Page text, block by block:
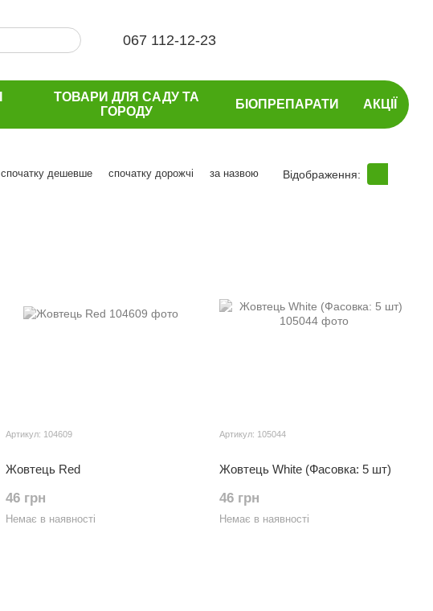
067 112-12-23
ТОВАРИ ДЛЯ САДУ ТА
ГОРОДУ
БІОПРЕПАРАТИ АКЦІЇ
спочатку дешевше спочатку дорожчі за назвою Відображення:
Артикул: 104609
Жовтець Red
46 грн
Немає в наявності
Артикул: 105044
Жовтець White (Фасовка: 5 шт)
46 грн
Немає в наявності